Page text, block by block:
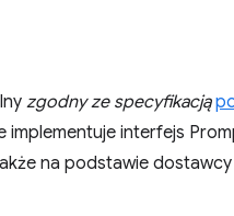
zgodny ze specyfikacją
implementuje interfejs
na podstawie